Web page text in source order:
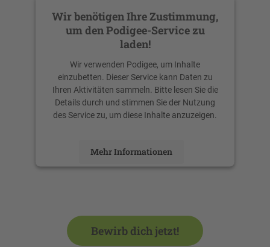
Wir benötigen Ihre Zustimmung,
um den Podigee-Service zu
laden!
Wir verwenden Podigee, um Inhalte
einzubetten. Dieser Service kann Daten zu
Ihren Aktivitäten sammeln. Bitte lesen Sie die
Details durch und stimmen Sie der Nutzung
des Service zu, um diese Inhalte anzuzeigen.
Mehr Informationen
Management Platform
Bewirb dich jetzt!